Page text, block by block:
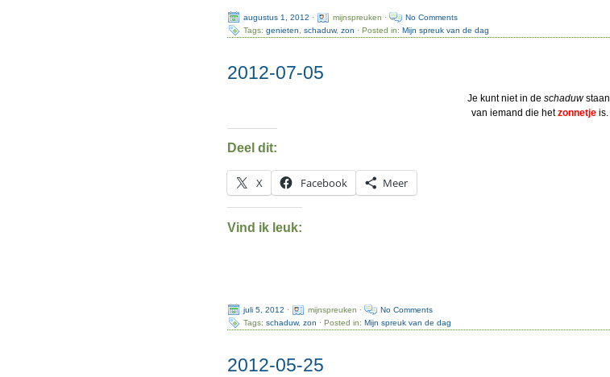
augustus 1, 2012 · mijnspreuken ·
No Comments
Tags:genieten ,schaduw,zon · Posted in:Mijn spreuk van de dag
2012-07-05
Je kunt niet in de schaduwstaan,
van iemand die hetzonnetje is.
Deel dit:
X Facebook Meer
Vind ik leuk:
juli 5, 2012 · mijnspreuken ·
No Comments
Tags:schaduw,zon · Posted in:Mijn spreuk van de dag
2012-05-25